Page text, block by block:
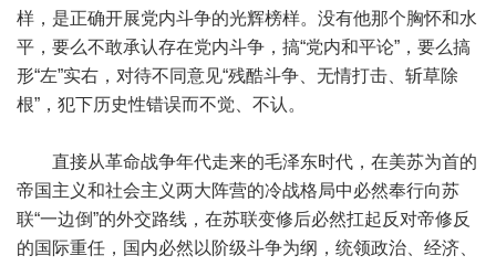
样，是正确开展党内斗争的光辉榜样。没有他那个胸怀和水
平，要么不敢承认存在党内斗争，搞“党内和平论”，要么搞
形“左”实右，对待不同意见“残酷斗争、无情打击、斩草除
根”，犯下历史性错误而不觉、不认。
直接从革命战争年代走来的毛泽东时代，在美苏为首的
帝国主义和社会主义两大阵营的冷战格局中必然奉行向苏
联“一边倒”的外交路线，在苏联变修后必然扛起反对帝修反
的国际重任，国内必然以阶级斗争为纲，统领政治、经济、